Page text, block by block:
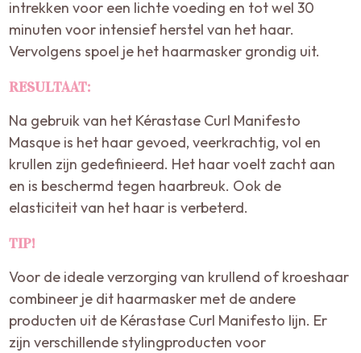
intrekken voor een lichte voeding en tot wel 30
minuten voor intensief herstel van het haar.
Vervolgens spoel je het haarmasker grondig uit.
RESULTAAT:
Na gebruik van het Kérastase Curl Manifesto
Masque is het haar gevoed, veerkrachtig, vol en
krullen zijn gedefinieerd. Het haar voelt zacht aan
en is beschermd tegen haarbreuk. Ook de
elasticiteit van het haar is verbeterd.
TIP!
Voor de ideale verzorging van krullend of kroeshaar
combineer je dit haarmasker met de andere
producten uit de Kérastase Curl Manifesto lijn. Er
zijn verschillende stylingproducten voor